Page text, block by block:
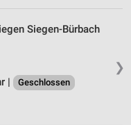
❯
Siegen-Bürbach
|
Geschlossen